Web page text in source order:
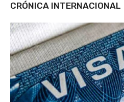
CRÓNICA INTERNACIONAL